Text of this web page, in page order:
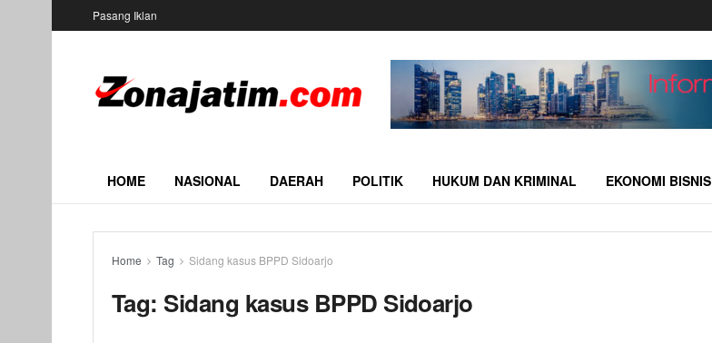
Pasang Iklan
HOME NASIONAL DAERAH POLITIK HUKUM DAN KRIMINAL EKONOMI BISNIS
Home Tag Sidang kasus BPPD Sidoarjo
Tag: Sidang kasus BPPD Sidoarjo